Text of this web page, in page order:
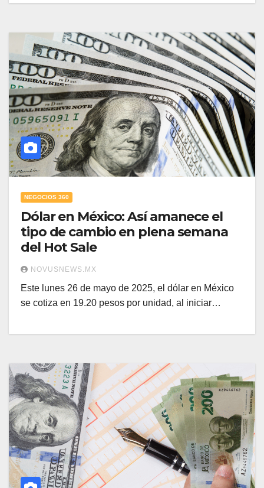
NEGOCIOS 360
Dólar en México: Así amanece el
tipo de cambio en plena semana
del Hot Sale
NOVUSNEWS.MX
Este lunes 26 de mayo de 2025, el dólar en México
se cotiza en 19.20 pesos por unidad, al iniciar…